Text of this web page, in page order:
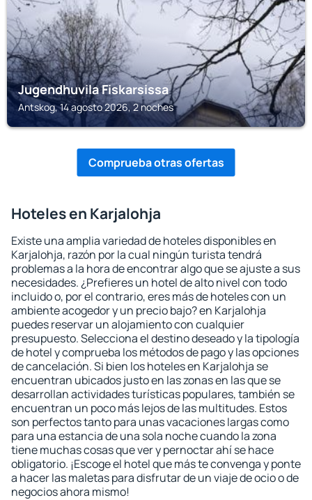
Jugendhuvila Fiskarsissa
Antskog, 14 agosto 2026, 2 noches
Comprueba otras ofertas
Hoteles en Karjalohja
Existe una amplia variedad de hoteles disponibles en
Karjalohja, razón por la cual ningún turista tendrá
problemas a la hora de encontrar algo que se ajuste a sus
necesidades. ¿Prefieres un hotel de alto nivel con todo
incluido o, por el contrario, eres más de hoteles con un
ambiente acogedor y un precio bajo? en Karjalohja
puedes reservar un alojamiento con cualquier
presupuesto. Selecciona el destino deseado y la tipología
de hotel y comprueba los métodos de pago y las opciones
de cancelación. Si bien los hoteles en Karjalohja se
encuentran ubicados justo en las zonas en las que se
desarrollan actividades turísticas populares, también se
encuentran un poco más lejos de las multitudes. Estos
son perfectos tanto para unas vacaciones largas como
para una estancia de una sola noche cuando la zona
tiene muchas cosas que ver y pernoctar ahí se hace
obligatorio. ¡Escoge el hotel que más te convenga y ponte
a hacer las maletas para disfrutar de un viaje de ocio o de
negocios ahora mismo!